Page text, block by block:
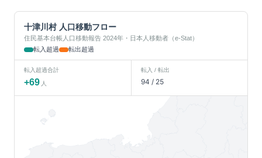
十津川村人口移動フロー
住民基本台帳人口移動報告 2024年・日本人移動者（e-Stat）
転入超過
転出超過
転入超過合計
+69 人
転入 / 転出
94 / 25